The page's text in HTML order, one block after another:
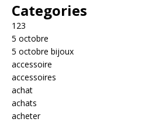
Categories
123
5 octobre
5 octobre bijoux
accessoire
accessoires
achat
achats
acheter